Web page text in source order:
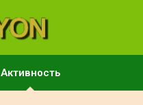
Активность